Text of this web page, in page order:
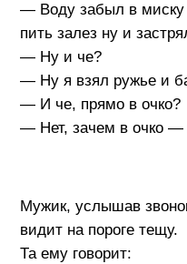
— Воду забыл в миску
пить залез ну и
— Ну и че?
— Ну я взял ружье и
— И че, прямо в очко?
— Нет, зачем в очко —
Мужик, услышав
видит на пороге тещу.
Та ему говорит: